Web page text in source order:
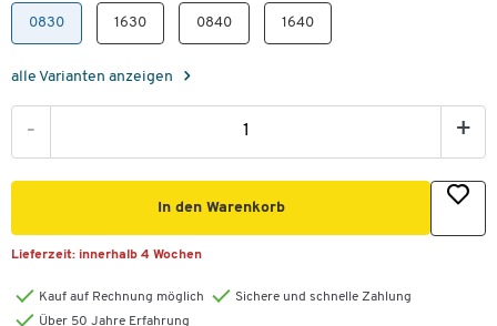
0830 1630 0840 1640
alle Varianten anzeigen
- +
In den Warenkorb
Lieferzeit: innerhalb 4 Wochen
Kauf auf Rechnung möglich
Sichere und schnelle Zahlung
Über 50 Jahre Erfahrung